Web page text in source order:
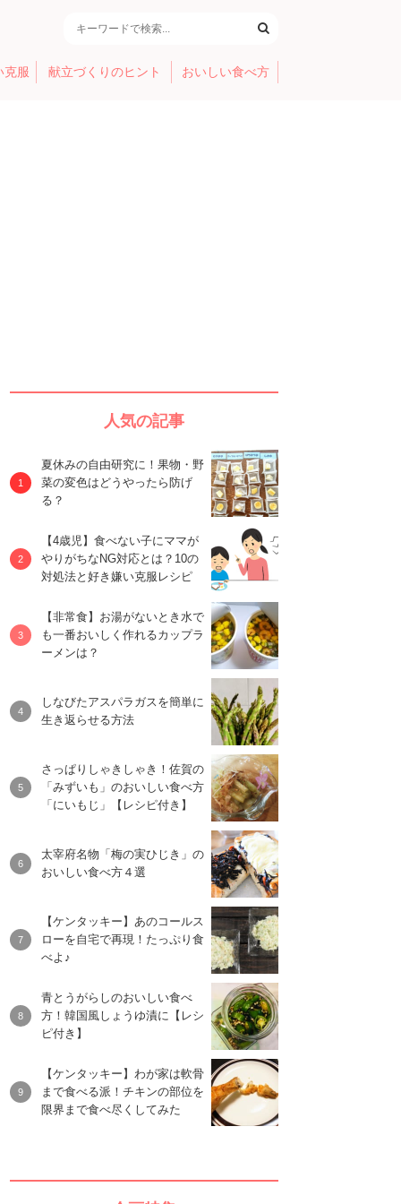
克服 献立づくりのヒント おいしい食べ方
人気の記事
夏休みの自由研究に！果物・野
菜の変色はどうやったら防げ
る？
【4歳児】食べない子にママが
やりがちなNG対応とは？10の
対処法と好き嫌い克服レシピ
【非常食】お湯がないとき水で
も一番おいしく作れるカップラ
ーメンは？
しなびたアスパラガスを簡単に
生き返らせる方法
さっぱりしゃきしゃき！佐賀の
「みずいも」のおいしい食べ方
「にいもじ」【レシピ付き】
太宰府名物「梅の実ひじき」の
おいしい食べ方４選
【ケンタッキー】あのコールス
ローを自宅で再現！たっぷり食
べよ♪
青とうがらしのおいしい食べ
方！韓国風しょうゆ漬に【レシ
ピ付き】
【ケンタッキー】わが家は軟骨
まで食べる派！チキンの部位を
限界まで食べ尽くしてみた